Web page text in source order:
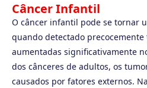
Câncer Infantil
O câncer infantil pode se tornar
quando detectado precocemente
aumentadas significativamente
dos cânceres de adultos, os
causados por fatores externos.